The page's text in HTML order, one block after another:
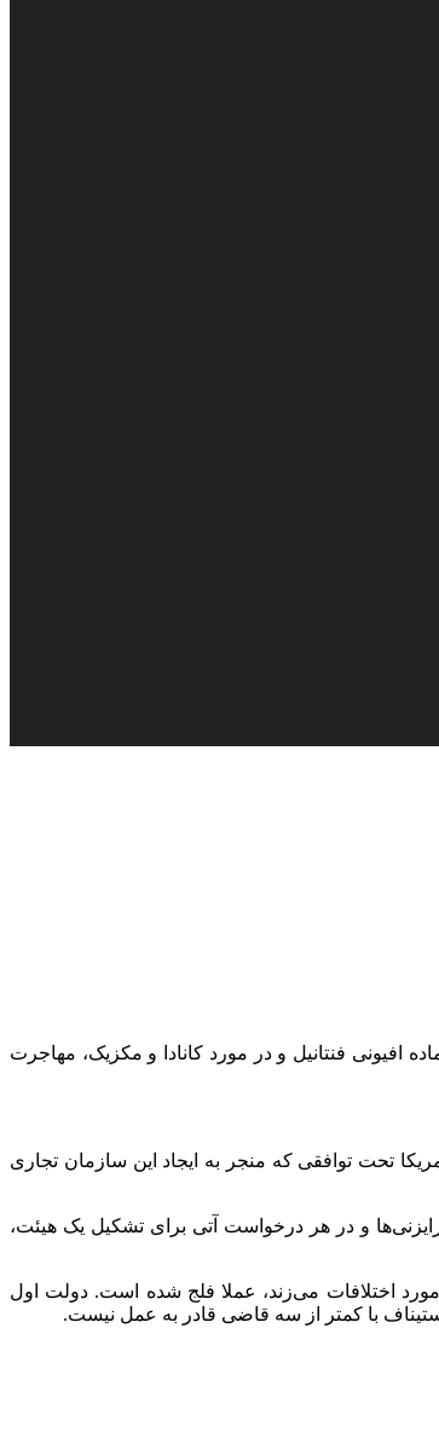
افیونی فنتانیل و در مورد کانادا و مکزیک، مهاجرت
تحت توافقی که منجر به ایجاد این سازمان تجاری
و در هر درخواست آتی برای تشکیل یک هیئت،
آخر را در مورد اختلافات می‌زند، عملا فلج شده است. دولت اول
با کمتر از سه قاضی قادر به عمل نیست.